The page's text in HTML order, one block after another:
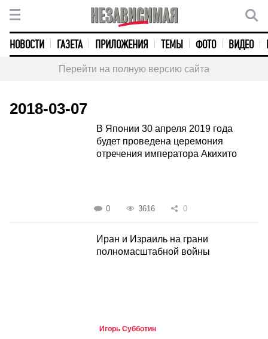
НОВОСТИ ГАЗЕТА ПРИЛОЖЕНИЯ ТЕМЫ ФОТО ВИДЕО
Перейти на полную версию сайта
2018-03-07
В Японии 30 апреля 2019 года
будет проведена церемония
отречения императора Акихито
0 3616 0
Иран и Израиль на грани
полномасштабной войны
Игорь Субботин